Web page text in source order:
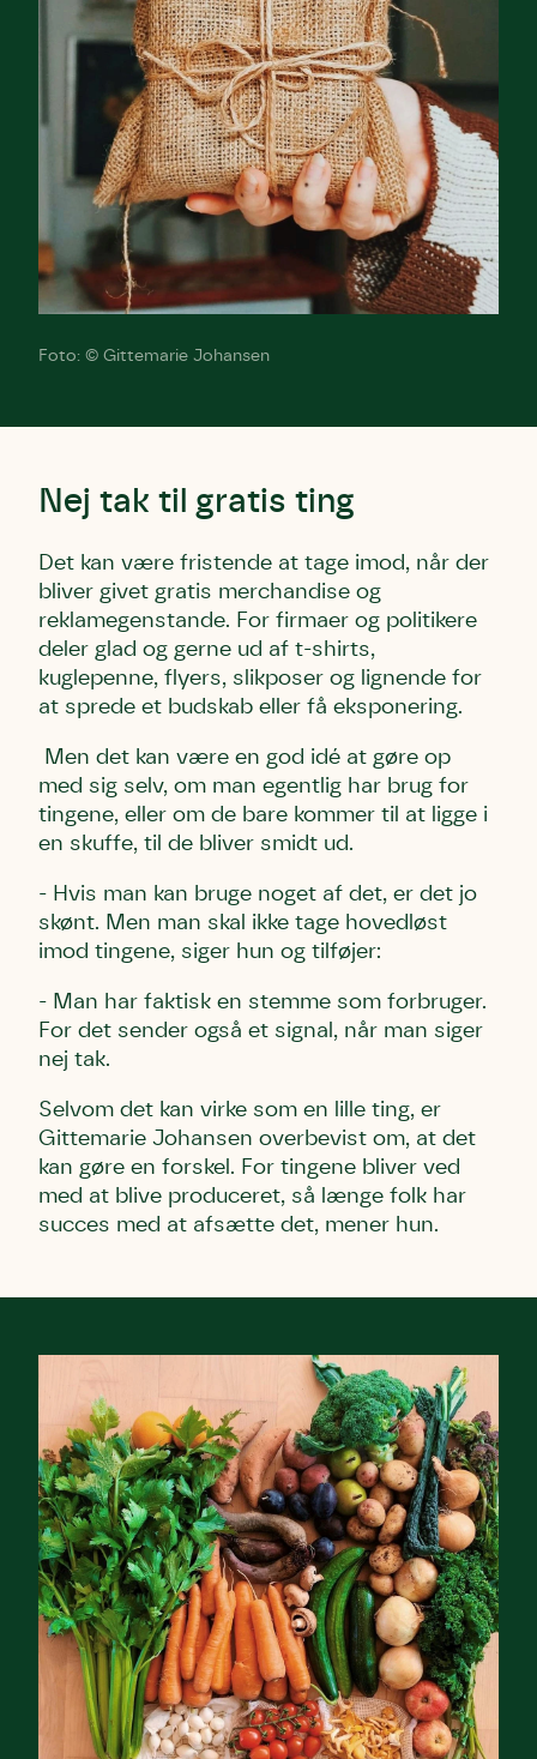
Foto: © Gittemarie Johansen
Nej tak til gratis ting
Det kan være fristende at tage imod, når der
bliver givet gratis merchandise og
reklamegenstande. For firmaer og politikere
deler glad og gerne ud af t-shirts,
kuglepenne, flyers, slikposer og lignende for
at sprede et budskab eller få eksponering.
Men det kan være en god idé at gøre op
med sig selv, om man egentlig har brug for
tingene, eller om de bare kommer til at ligge i
en skuffe, til de bliver smidt ud.
- Hvis man kan bruge noget af det, er det jo
skønt. Men man skal ikke tage hovedløst
imod tingene, siger hun og tilføjer:
- Man har faktisk en stemme som forbruger.
For det sender også et signal, når man siger
nej tak.
Selvom det kan virke som en lille ting, er
Gittemarie Johansen overbevist om, at det
kan gøre en forskel. For tingene bliver ved
med at blive produceret, så længe folk har
succes med at afsætte det, mener hun.